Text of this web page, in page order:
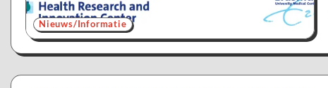
Nieuws/Informatie